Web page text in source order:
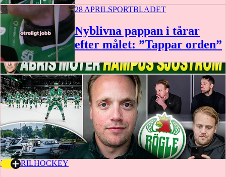
0:41
28 APRILSPORTBLADET
Nyblivna pappan i tårar
efter målet: ”Tappar orden”
27 APRILHOCKEY